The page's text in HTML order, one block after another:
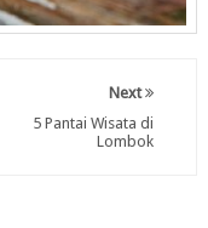
Next
5 Pantai Wisata di
Lombok